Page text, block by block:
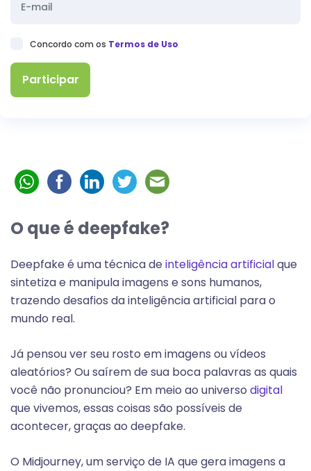
Concordo com os Termos de Uso
O que é deepfake?
Deepfake é uma técnica deinteligência artificialque
sintetiza e manipula imagens e sons humanos,
trazendo desafios da inteligência artificial para o
mundo real.
Já pensou ver seu rosto em imagens ou vídeos
aleatórios? Ou saírem de sua boca palavras as quais
você não pronunciou? Em meio ao universo digital
que vivemos, essas coisas são possíveis de
acontecer, graças ao deepfake.
O Midjourney, um serviço de IA que gera imagens a